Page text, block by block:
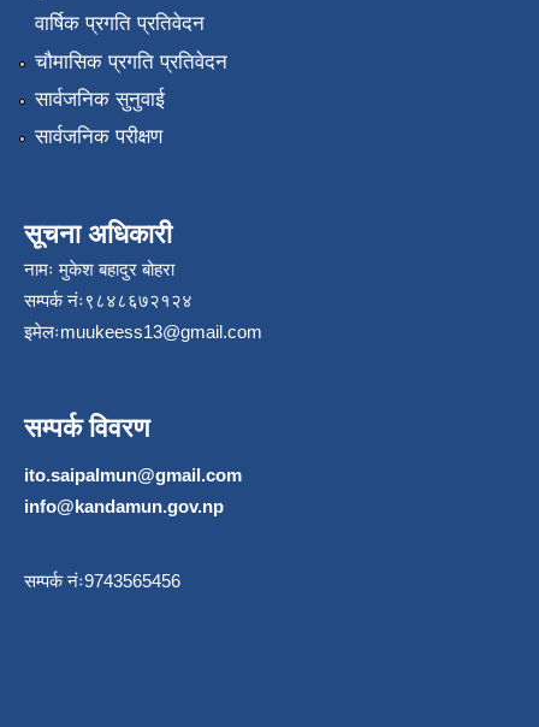
वार्षिक प्रगति प्रतिवेदन
चौमासिक प्रगति प्रतिवेदन
सार्वजनिक सुनुवाई
सार्वजनिक परीक्षण
सूचना अधिकारी
नामः मुकेश बहादुर बोहरा
सम्पर्क नंः९८४८६७२१२४
इमेलःmuukeess13@gmail.com
सम्पर्क विवरण
ito.saipalmun@gmail.com
info@kandamun.gov.np
सम्पर्क नंः9743565456